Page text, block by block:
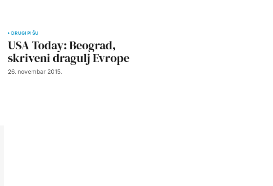
DRUGI PIŠU
USA Today: Beograd,
skriveni dragulj Evrope
26. novembar 2015.